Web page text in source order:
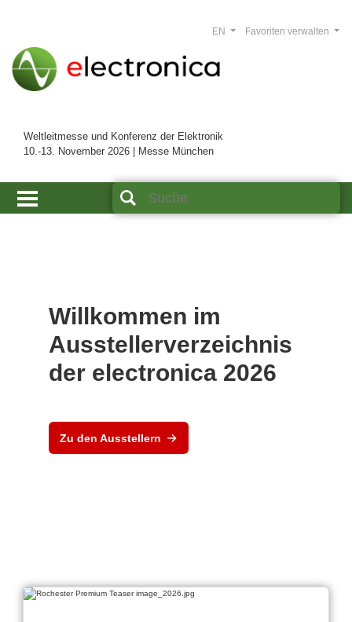
Weltleitmesse und Konferenz der Elektronik
10.-13. November 2026 | Messe München
Favoriten verwalten
EN
Willkommen im
Ausstellerverzeichnis
der electronica 2026
Zu den Ausstellern